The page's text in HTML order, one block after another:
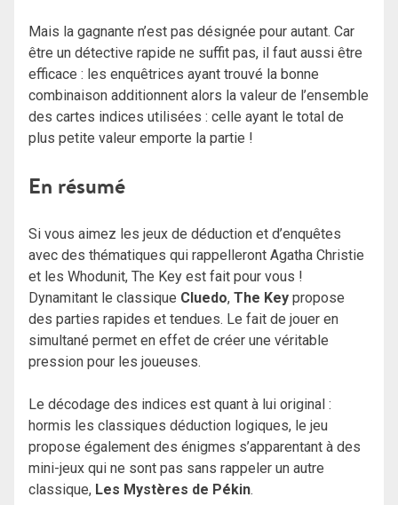
Mais la gagnante n’est pas désignée pour autant. Car
être un détective rapide ne suffit pas, il faut aussi être
efficace : les enquêtrices ayant trouvé la bonne
combinaison additionnent alors la valeur de l’ensemble
des cartes indices utilisées : celle ayant le total de
plus petite valeur emporte la partie !
En résumé
Si vous aimez les jeux de déduction et d’enquêtes
avec des thématiques qui rappelleront Agatha Christie
et les Whodunit, The Key est fait pour vous !
Dynamitant le classique Cluedo, The Key propose
des parties rapides et tendues. Le fait de jouer en
simultané permet en effet de créer une véritable
pression pour les joueuses.
Le décodage des indices est quant à lui original :
hormis les classiques déduction logiques, le jeu
propose également des énigmes s’apparentant à des
mini-jeux qui ne sont pas sans rappeler un autre
classique, Les Mystères de Pékin.